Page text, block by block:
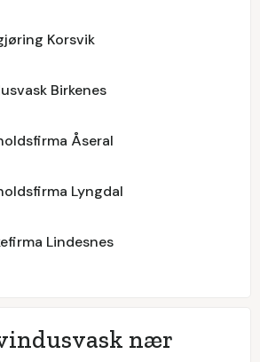
Korsvik
Birkenes
Åseral
Lyngdal
Lindesnes
nær